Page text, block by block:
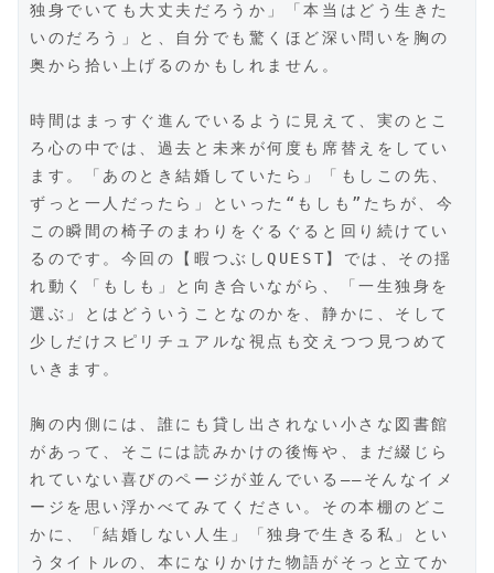
独身でいても大丈夫だろうか」「本当はどう生きた
いのだろう」と、自分でも驚くほど深い問いを胸の
奥から拾い上げるのかもしれません。
時間はまっすぐ進んでいるように見えて、実のとこ
ろ心の中では、過去と未来が何度も席替えをしてい
ます。「あのとき結婚していたら」「もしこの先、
ずっと一人だったら」といった“もしも”たちが、今
この瞬間の椅子のまわりをぐるぐると回り続けてい
るのです。今回の【暇つぶしQUEST】では、その揺
れ動く「もしも」と向き合いながら、「一生独身を
選ぶ」とはどういうことなのかを、静かに、そして
少しだけスピリチュアルな視点も交えつつ見つめて
いきます。
胸の内側には、誰にも貸し出されない小さな図書館
があって、そこには読みかけの後悔や、まだ綴じら
れていない喜びのページが並んでいる――そんなイメ
ージを思い浮かべてみてください。その本棚のどこ
かに、「結婚しない人生」「独身で生きる私」とい
うタイトルの、本になりかけた物語がそっと立てか